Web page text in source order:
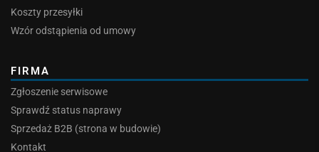
Koszty przesyłki
Wzór odstąpienia od umowy
FIRMA
Zgłoszenie serwisowe
Sprawdź status naprawy
Sprzedaż B2B (strona w budowie)
Kontakt